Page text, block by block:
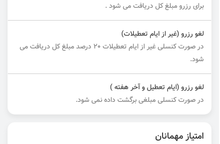
برای رزرو مبلغ کل دریافت می شود .
لغو رزرو (غیر از ایام تعطیلات)
در صورت کنسلی غیر از ایام تعطیلات ۲۰ درصد مبلغ کل دریافت می
شود.
لغو رزرو (ایام تعطیل و آخر هفته )
در صورت کنسلی مبلغی برگشت داده نمی شود.
امتیاز مهمانان